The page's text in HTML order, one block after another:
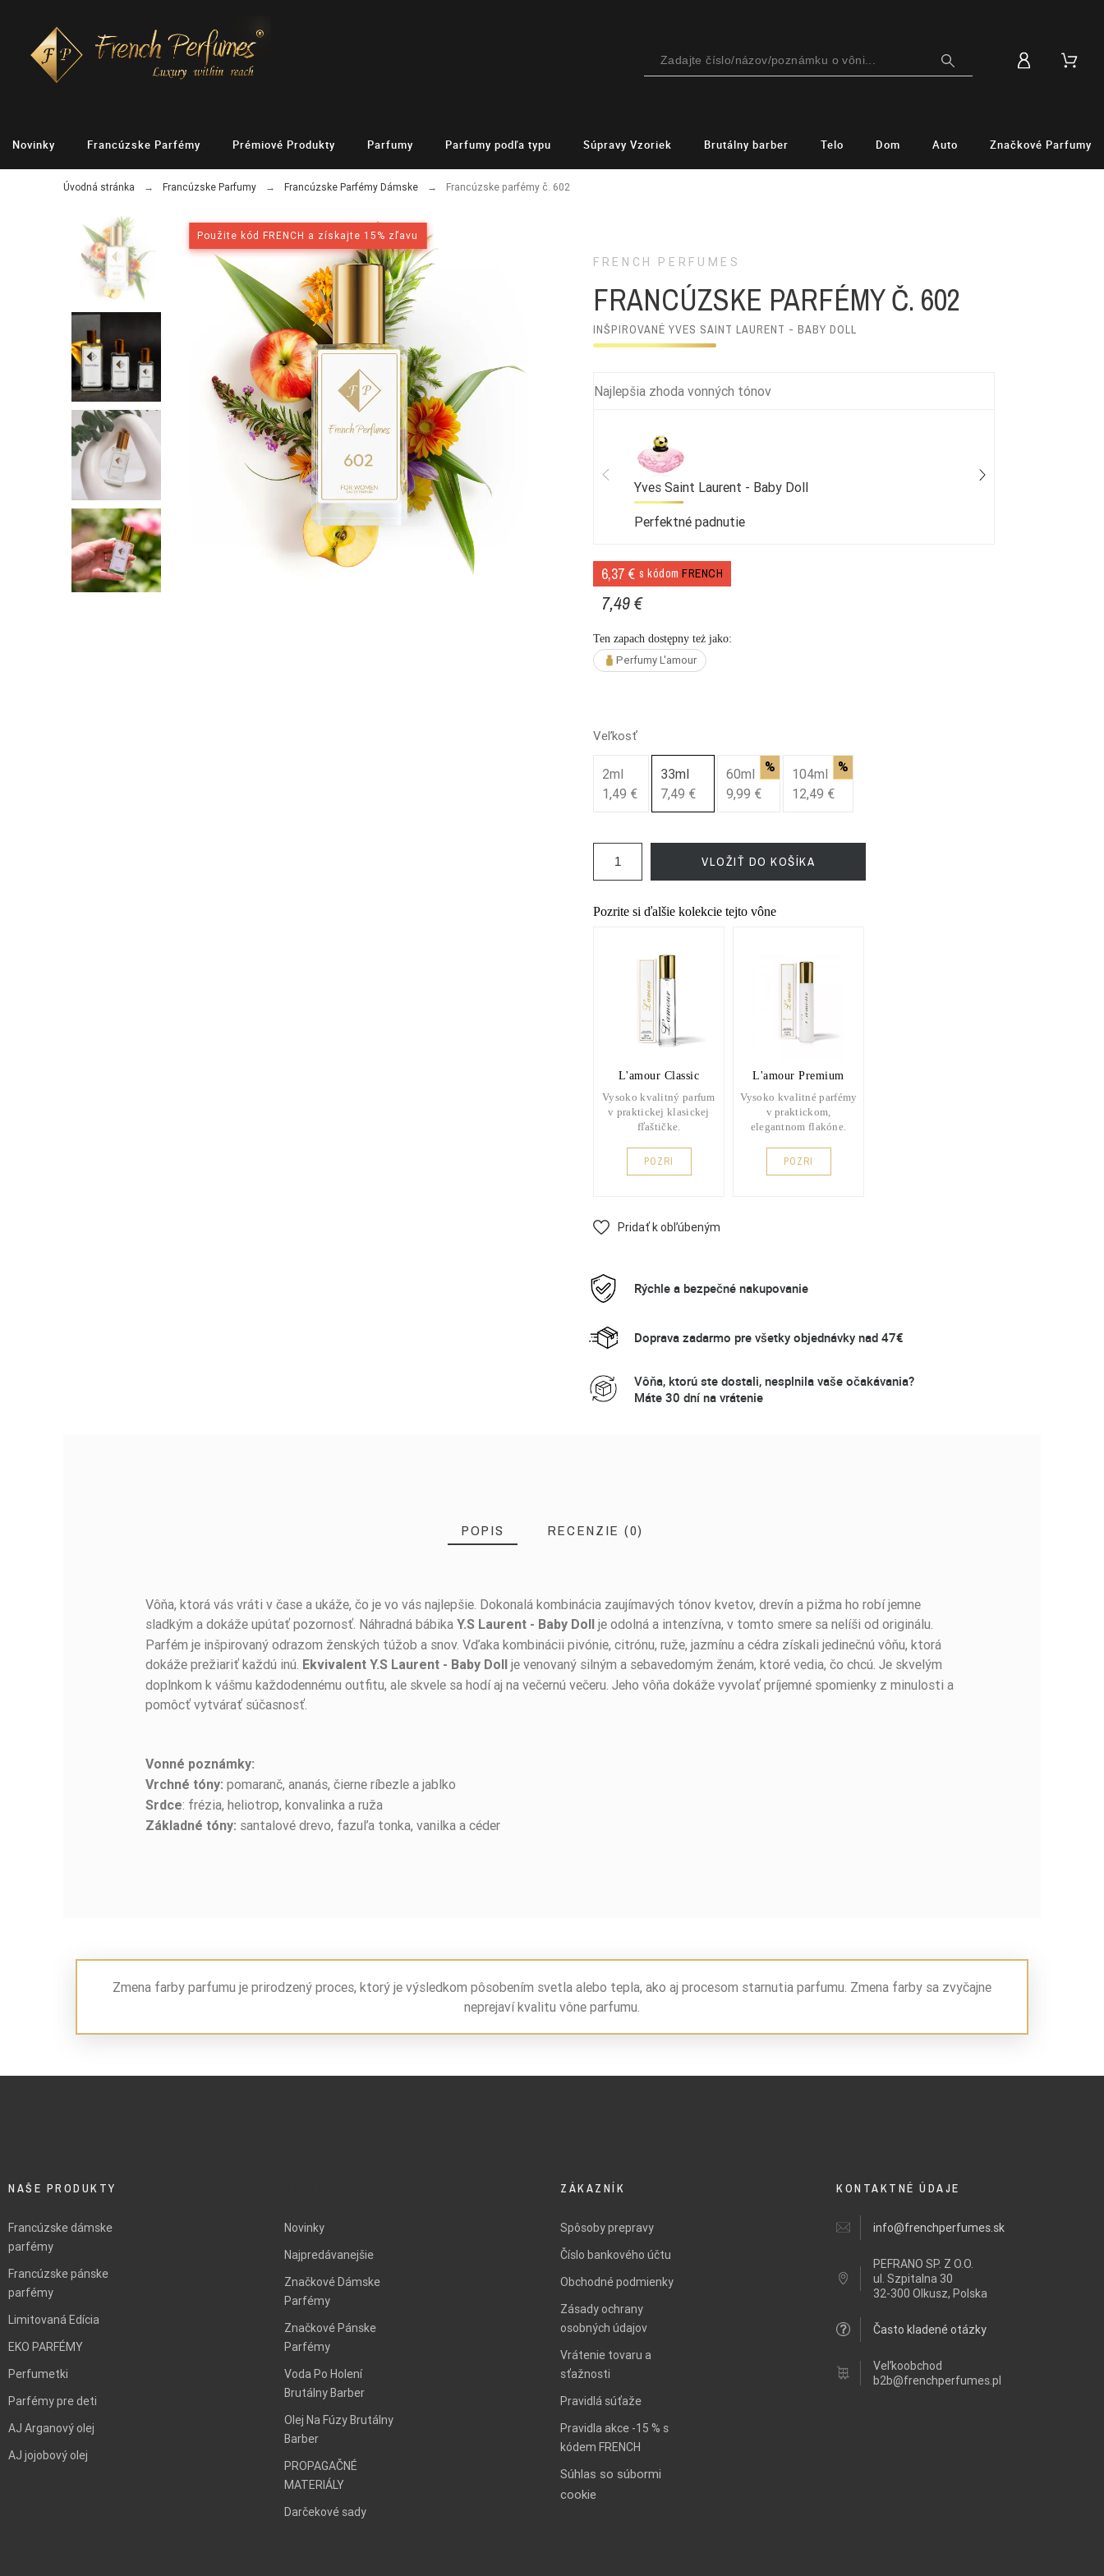
Novinky Francúzske Parfémy Prémiové Produkty Parfumy Parfumy podľa typu Súpravy Vzoriek Brutálny barber Telo Dom Auto Značkové Parfumy
Úvodná stránka Francúzske Parfumy Francúzske Parfémy Dámske Francúzske parfémy č. 602
Použite kód FRENCH a získajte 15% zľavu
Použite kód FRENCH a získajte 15% zľavu
FRENCH PERFUMES
FRANCÚZSKE PARFÉMY Č. 602
INŠPIROVANÉ YVES SAINT LAURENT - BABY DOLL
Najlepšia zhoda vonných tónov
Yves Saint Laurent - Baby Doll
Perfektné padnutie
6,37 € s kódom FRENCH
7,49 €
Ten zapach dostępny też jako:
Perfumy L'amour
Veľkosť
2ml
1,49 €
33ml
7,49 €
60ml %
9,99 €
104ml %
12,49 €
VLOŽIŤ DO KOŠÍKA
Pozrite si ďalšie kolekcie tejto vône
L'amour Classic
Vysoko kvalitný parfum
v praktickej klasickej
fľaštičke.
POZRI
L'amour Premium
Vysoko kvalitné parfémy
v praktickom,
elegantnom flakóne.
POZRI
Pridať k obľúbeným
Rýchle a bezpečné nakupovanie
Doprava zadarmo pre všetky objednávky nad 47€
Vôňa, ktorú ste dostali, nesplnila vaše očakávania?
Máte 30 dní na vrátenie
POPIS RECENZIE (0)
Vôňa, ktorá vás vráti v čase a ukáže, čo je vo vás najlepšie. Dokonalá kombinácia zaujímavých tónov kvetov, drevín a pižma ho robí jemne
sladkým a dokáže upútať pozornosť. Náhradná bábikaY.S Laurent - Baby Doll je odolná a intenzívna, v tomto smere sa nelíši od originálu.
Parfém je inšpirovaný odrazom ženských túžob a snov. Vďaka kombinácii pivónie, citrónu, ruže, jazmínu a cédra získali jedinečnú vôňu, ktorá
dokáže prežiariť každú inú. Ekvivalent Y.S Laurent - Baby Doll je venovaný silným a sebavedomým ženám, ktoré vedia, čo chcú. Je skvelým
doplnkom k vášmu každodennému outfitu, ale skvele sa hodí aj na večernú večeru. Jeho vôňa dokáže vyvolať príjemné spomienky z minulosti a
pomôcť vytvárať súčasnosť.
Vonné poznámky:
Vrchné tóny: pomaranč, ananás, čierne ríbezle a jablko
Srdce: frézia, heliotrop, konvalinka a ruža
Základné tóny: santalové drevo, fazuľa tonka, vanilka a céder
BUĎTE PRVÝ, KTO NAPÍŠE RECENZIU!
Zmena farby parfumu je prirodzený proces, ktorý je výsledkom pôsobením svetla alebo tepla, ako aj procesom starnutia parfumu. Zmena farby sa zvyčajne
neprejaví kvalitu vône parfumu.
NAŠE PRODUKTY
Francúzske dámske
parfémy
Francúzske pánske
parfémy
Limitovaná Edícia
EKO PARFÉMY
Perfumetki
Parfémy pre deti
AJ Arganový olej
AJ jojobový olej
Novinky
Najpredávanejšie
Značkové Dámske
Parfémy
Značkové Pánske
Parfémy
Voda Po Holení
Brutálny Barber
Olej Na Fúzy Brutálny
Barber
PROPAGAČNÉ
MATERIÁLY
Darčekové sady
ZÁKAZNÍK
Spôsoby prepravy
Číslo bankového účtu
Obchodné podmienky
Zásady ochrany
osobných údajov
Vrátenie tovaru a
sťažnosti
Pravidlá súťaže
Pravidla akce -15 % s
kódem FRENCH
Súhlas so súbormi
cookie
KONTAKTNÉ ÚDAJE
info@frenchperfumes.sk
PEFRANO SP. Z O.O.
ul. Szpitalna 30
32-300 Olkusz, Polska
Často kladené otázky
Veľkoobchod
b2b@frenchperfumes.pl